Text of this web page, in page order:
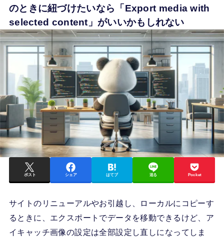
のときに紐づけたいなら「Export media with
selected content」がいいかもしれない
ポスト シェア はてブ 送る Pocket
サイトのリニューアルやお引越し、ローカルにコピーす
るときに、エクスポートでデータを移動できるけど、ア
イキャッチ画像の設定は全部設定し直しになってしま